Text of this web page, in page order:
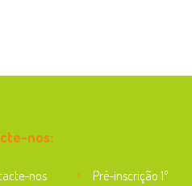
nos:
nos
Pré-inscrição 1º